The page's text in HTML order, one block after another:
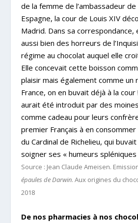
de la femme de l’ambassadeur de
Espagne, la cour de Louis XIV
Madrid. Dans sa
aussi bien des horreurs de
régime au chocolat auquel elle
Elle concevait cette boisson
plaisir mais également comme un
France, on en buvait déjà à la cour
aurait été introduit par des
comme cadeau pour leurs
premier Français à en
du Cardinal de Richelieu, qui
soigner ses « humeurs spléniques
Source : Jean Claude Ameisen.
épaules de Darwin. Aux origines du
2018
De nos pharmacies à nos